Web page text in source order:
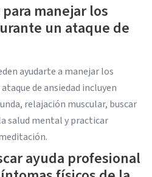
manejar los
un ataque de
ayudarte a manejar los
de ansiedad incluyen
relajación muscular, buscar
salud mental y practicar
ayuda profesional